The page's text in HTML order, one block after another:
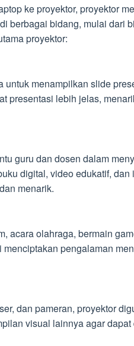
ke proyektor, proyektor
berbagai bidang, mulai dari
proyektor:
menampilkan slide
presentasi lebih jelas,
guru dan dosen dalam
digital, video edukatif, dan
menarik.
acara olahraga, bermain
pengalaman
dan pameran, proyektor
visual lainnya agar